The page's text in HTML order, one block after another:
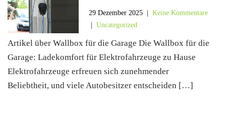
29 Dezember 2025 |Keine Kommentare
|Uncategorized
Artikel über Wallbox für die Garage Die Wallbox für die
Garage: Ladekomfort für Elektrofahrzeuge zu Hause
Elektrofahrzeuge erfreuen sich zunehmender
Beliebtheit, und viele Autobesitzer entscheiden […]